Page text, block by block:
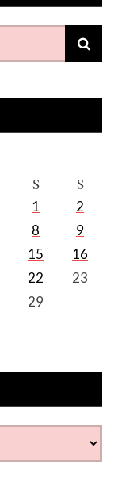
S S
1
2
8
9
15
16
22
23
29